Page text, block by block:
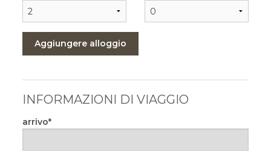
Aggiungere alloggio
INFORMAZIONI DI VIAGGIO
arrivo